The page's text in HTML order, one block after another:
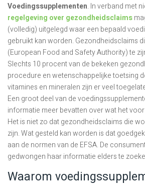
Voedingssupplementen. In verband met
regelgeving over gezondheidsclaims
(volledig) uitgelegd waar een bepaald
gebruikt kan worden. Gezondheidsclaims
(European Food and Safety Authority) te
Slechts 10 procent van de bekeken
procedure en wetenschappelijke toetsing
vitamines en mineralen zijn er veel
Een groot deel van de
informatie meer bevatten over wat het
Het is niet zo dat gezondheidsclaims die
zijn. Wat gesteld kan worden is dat
aan de normen van de EFSA. De
gedwongen haar informatie elders te
Waarom